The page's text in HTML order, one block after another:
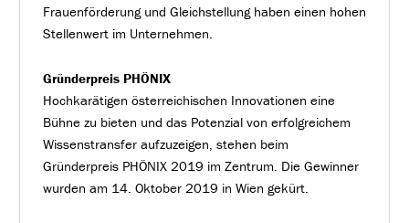
Frauenförderung und Gleichstellung haben einen hohen
Stellenwert im Unternehmen.
Gründerpreis PHÖNIX
Hochkarätigen österreichischen Innovationen eine
Bühne zu bieten und das Potenzial von erfolgreichem
Wissenstransfer aufzuzeigen, stehen beim
Gründerpreis PHÖNIX 2019 im Zentrum. Die Gewinner
wurden am 14. Oktober 2019 in Wien gekürt.